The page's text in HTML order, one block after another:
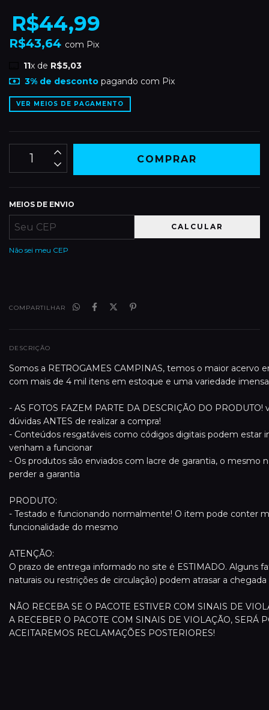
R$44,99
R$43,64 com Pix
11x de R$5,03
3% de descontopagando com Pix
VER MEIOS DE PAGAMENTO
MEIOS DE ENVIO
CALCULAR
Não sei meu CEP
COMPARTILHAR
DESCRIÇÃO
Somos a RETROGAMES CAMPINAS, temos o maior acervo
com mais de 4 mil itens em estoque e uma variedade
- AS FOTOS FAZEM PARTE DA DESCRIÇÃO DO
dúvidas ANTES de realizar a compra!
- Conteúdos resgatáveis como códigos digitais podem estar
venham a funcionar
- Os produtos são enviados com lacre de garantia, o mesmo
perder a garantia
PRODUTO:
- Testado e funcionando normalmente! O item pode conter
funcionalidade do mesmo
ATENÇÃO:
O prazo de entrega informado no site é ESTIMADO. Alguns
naturais ou restrições de circulação) podem atrasar a
NÃO RECEBA SE O PACOTE ESTIVER COM SINAIS DE
A RECEBER O PACOTE COM SINAIS DE VIOLAÇÃO, SERÁ
ACEITAREMOS RECLAMAÇÕES POSTERIORES!